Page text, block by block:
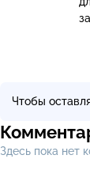
Чтобы
Здесь пока нет